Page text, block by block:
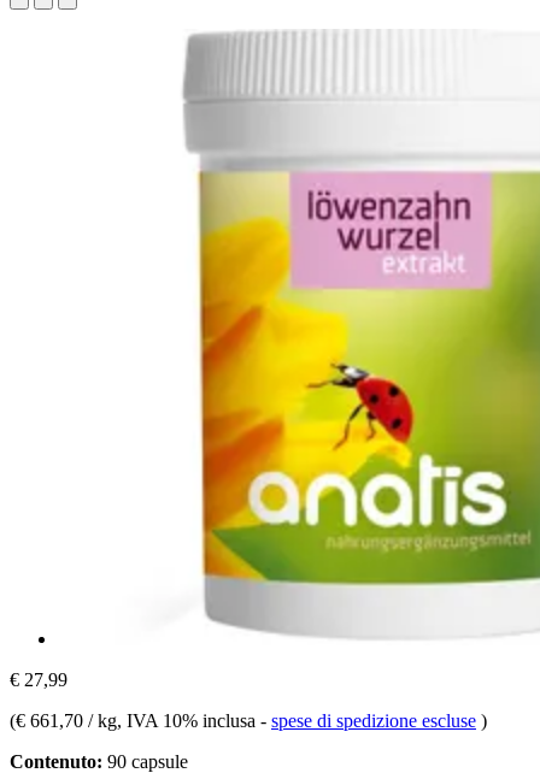
€ 27,99
(€ 661,70 / kg, IVA 10% inclusa - spese di spedizione escluse )
Contenuto: 90 capsule